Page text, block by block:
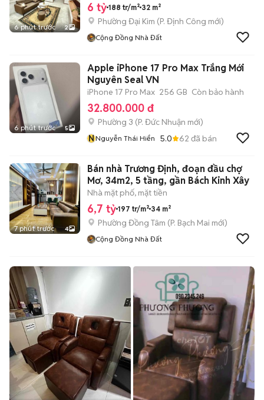
6 phút trước 2
6 tỷ 188 tr/m² 32 m²
Phường Đại Kim (P. Định Công mới)
Cộng Đồng Nhà Đất
6 phút trước 5
Apple iPhone 17 Pro Max Trắng Mới
Nguyên Seal VN
iPhone 17 Pro Max 256 GB Còn bảo hành
32.800.000 đ
Phường 3 (P. Đức Nhuận mới)
NNguyễn Thái Hiển 5.0 62 đã bán
7 phút trước 4
Bán nhà Trương Định, đoạn đầu chợ
Mơ, 34m2, 5 tầng, gần Bách Kinh Xây
Nhà mặt phố, mặt tiền
6,7 tỷ 197 tr/m² 34 m²
Phường Đồng Tâm (P. Bạch Mai mới)
Cộng Đồng Nhà Đất